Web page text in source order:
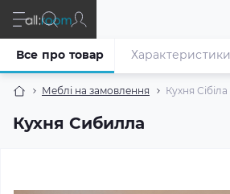
Меблі на замовлення Кухня Сібіла
Кухня Сибилла
Все про товар Характеристики